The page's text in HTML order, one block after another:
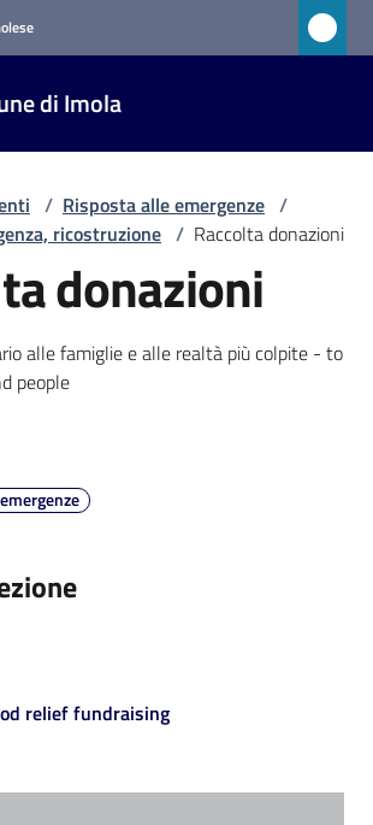
di Imola
/ Risposta alle emergenze /
ricostruzione / Raccolta donazioni
donazioni
alle famiglie e alle realtà più colpite - to
people
relief fundraising